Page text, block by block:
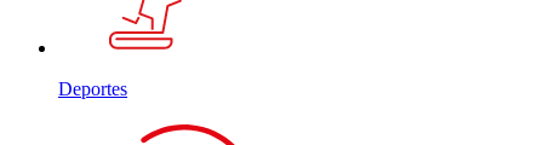
Deportes